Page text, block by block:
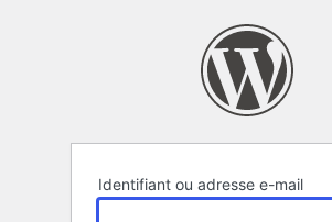
Identifiant ou adresse e-mail